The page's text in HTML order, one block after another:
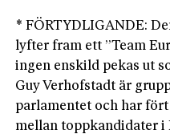
* FÖRTYDLIGANDE:
lyfter fram ett ”Team
ingen enskild pekas ut
Guy Verhofstadt är
parlamentet och har
mellan toppkandidater i